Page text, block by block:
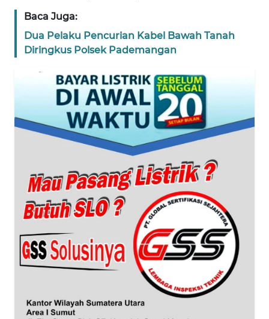
Baca Juga:
Dua Pelaku Pencurian Kabel Bawah Tanah
Diringkus Polsek Pademangan
WN
KEPRI
PAPUA
BARAT
RIAU
WN
WN
JAMBI
WN
SULTRA